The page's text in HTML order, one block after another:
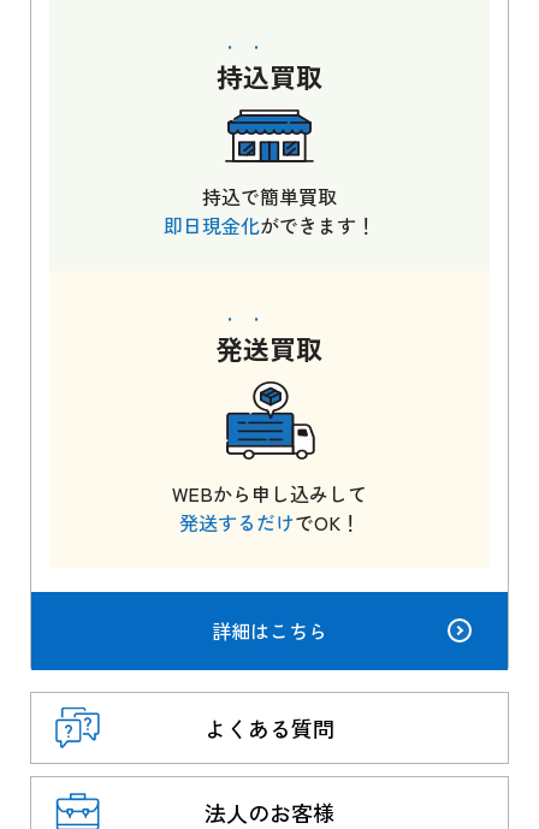
持込買取
持込で簡単買取
即日現金化ができます！
発送買取
WEBから申し込みして
発送するだけでOK！
詳細はこちら
よくある質問
法人のお客様